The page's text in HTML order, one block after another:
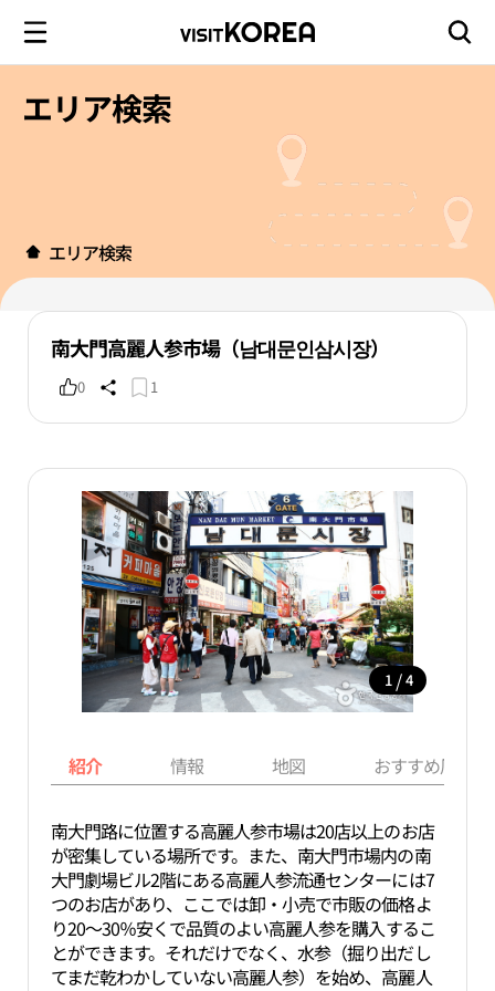
エリア検索
エリア検索
南大門高麗人参市場（남대문인삼시장）
0 1
1 / 4
紹介 情報 地図 おすすめ周辺
南大門路に位置する高麗人参市場は20店以上のお店
が密集している場所です。また、南大門市場内の南
大門劇場ビル2階にある高麗人参流通センターには7
つのお店があり、ここでは卸・小売で市販の価格よ
り20～30％安くで品質のよい高麗人参を購入するこ
とができます。それだけでなく、水参（掘り出だし
てまだ乾わかしていない高麗人参）を始め、高麗人